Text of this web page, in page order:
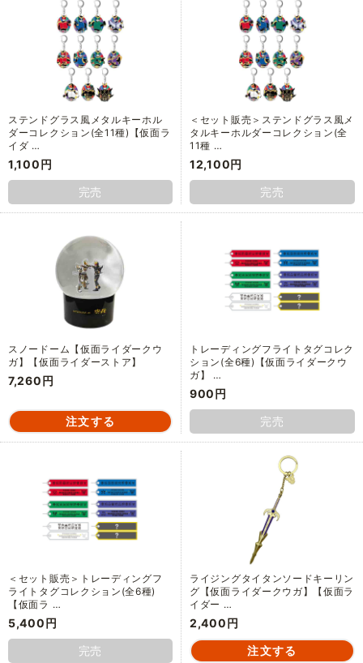
ステンドグラス風メタルキーホル
ダーコレクション(全11種)【仮面ラ
イダ …
1,100円
完売
＜セット販売＞ステンドグラス風メ
タルキーホルダーコレクション(全
11種 …
12,100円
完売
スノードーム【仮面ライダークウ
ガ】【仮面ライダーストア】
7,260円
トレーディングフライトタグコレク
ション(全6種)【仮面ライダークウ
ガ】 …
900円
完売
＜セット販売＞トレーディングフ
ライトタグコレクション(全6種)
【仮面ラ …
5,400円
完売
ライジングタイタンソードキーリン
グ【仮面ライダークウガ】【仮面ラ
イダー …
2,400円